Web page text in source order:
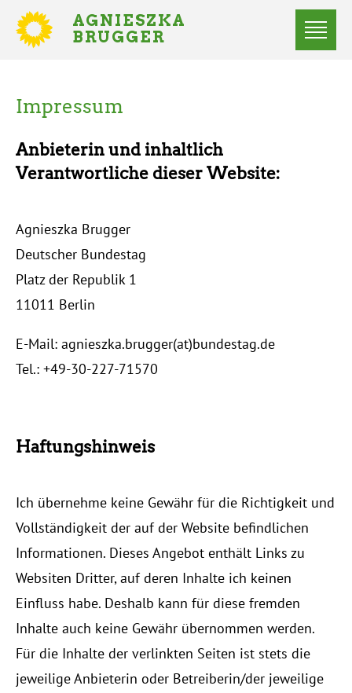
Direkt
zum
Inhalt
AGNIESZKA
BRUGGER
Startseite
Impressum
Impressum
Anbieterin und inhaltlich
Verantwortliche dieser Website:
Agnieszka Brugger
Deutscher Bundestag
Platz der Republik 1
11011 Berlin
E-Mail: agnieszka.brugger(at)bundestag.de
Tel.: +49-30-227-71570
Haftungshinweis
Ich übernehme keine Gewähr für die Richtigkeit und
Vollständigkeit der auf der Website befindlichen
Informationen. Dieses Angebot enthält Links zu
Websiten Dritter, auf deren Inhalte ich keinen
Einfluss habe. Deshalb kann für diese fremden
Inhalte auch keine Gewähr übernommen werden.
Für die Inhalte der verlinkten Seiten ist stets die
jeweilige Anbieterin oder Betreiberin/der jeweilige